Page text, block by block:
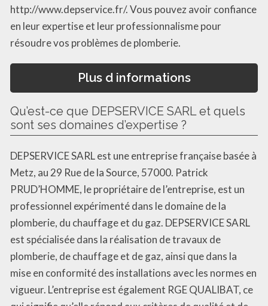
http://www.depservice.fr/. Vous pouvez avoir confiance
en leur expertise et leur professionnalisme pour
résoudre vos problèmes de plomberie.
Plus d informations
Qu’est-ce que DEPSERVICE SARL et quels
sont ses domaines d’expertise ?
DEPSERVICE SARL est une entreprise française basée à
Metz, au 29 Rue de la Source, 57000. Patrick
PRUD’HOMME, le propriétaire de l’entreprise, est un
professionnel expérimenté dans le domaine de la
plomberie, du chauffage et du gaz. DEPSERVICE SARL
est spécialisée dans la réalisation de travaux de
plomberie, de chauffage et de gaz, ainsi que dans la
mise en conformité des installations avec les normes en
vigueur. L’entreprise est également RGE QUALIBAT, ce